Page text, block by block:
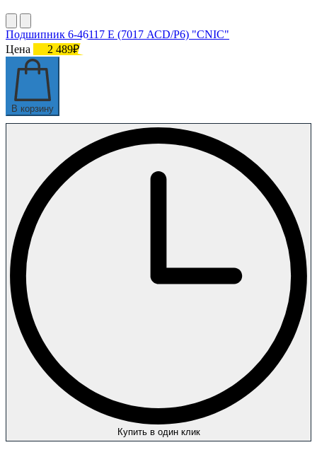
Подшипник 6-46117 E (7017 АСD/P6) "СNIC"
Цена
2 489₽
В корзину
Купить в один клик